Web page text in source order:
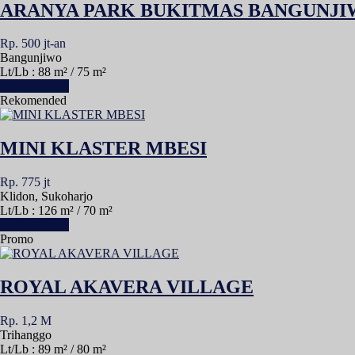
ARANYA PARK BUKITMAS
Rp. 500 jt-an
Bangunjiwo
Lt/Lb : 88 m² / 75 m²
Rekomended
MINI KLASTER MBESI
Rp. 775 jt
Klidon, Sukoharjo
Lt/Lb : 126 m² / 70 m²
Promo
ROYAL AKAVERA VILLAGE
Rp. 1,2 M
Trihanggo
Lt/Lb : 89 m² / 80 m²